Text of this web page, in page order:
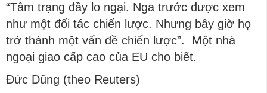
“Tâm trạng đầy lo ngại. Nga trước được xem
như một đối tác chiến lược. Nhưng bây giờ họ
trở thành một vấn đề chiến lược”. Một nhà
ngoại giao cấp cao của EU cho biết.
Đức Dũng (theo Reuters)